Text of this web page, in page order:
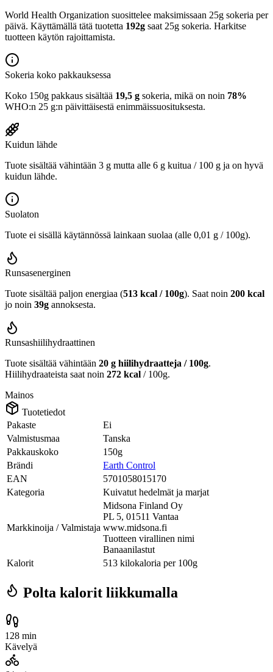
World Health Organization suosittelee maksimissaan 25g sokeria per
päivä. Käyttämällä tätä tuotetta 192g saat 25g sokeria. Harkitse
tuotteen käytön rajoittamista.
Sokeria koko pakkauksessa
Koko 150g pakkaus sisältää 19,5 g sokeria, mikä on noin 78%
WHO:n 25 g:n päivittäisestä enimmäissuosituksesta.
Kuidun lähde
Tuote sisältää vähintään 3 g mutta alle 6 g kuitua / 100 g ja on hyvä
kuidun lähde.
Suolaton
Tuote ei sisällä käytännössä lainkaan suolaa (alle 0,01 g / 100g).
Runsasenerginen
Tuote sisältää paljon energiaa (513 kcal / 100g). Saat noin 200 kcal
jo noin 39g annoksesta.
Runsashiilihydraattinen
Tuote sisältää vähintään 20 g hiilihydraatteja / 100g.
Hiilihydraateista saat noin 272 kcal / 100g.
Mainos
Tuotetiedot
Pakaste
Ei
Valmistusmaa
Tanska
Pakkauskoko
150g
Brändi
Earth Control
EAN
5701058015170
Kategoria
Kuivatut hedelmät ja marjat
Markkinoija / Valmistaja
Midsona Finland Oy
PL 5, 01511 Vantaa
www.midsona.fi
Tuotteen virallinen nimi
Banaanilastut
Kalorit
513 kilokaloria per 100g
Polta kalorit liikkumalla
128 min
Kävelyä